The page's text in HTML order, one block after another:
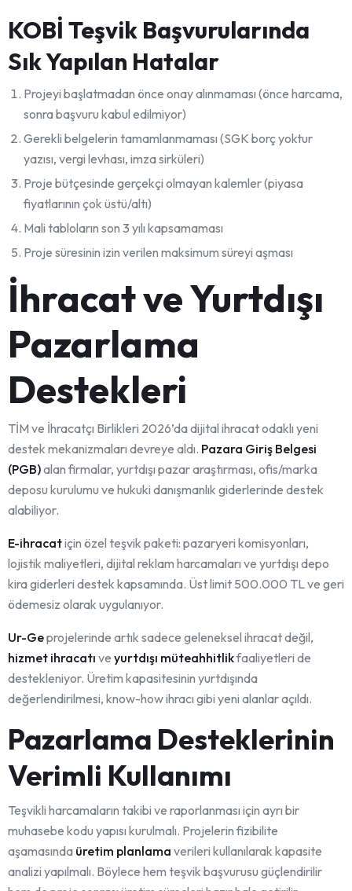
KOBİ Teşvik Başvurularında
Sık Yapılan Hatalar
Projeyi başlatmadan önce onay alınmaması (önce harcama,
sonra başvuru kabul edilmiyor)
Gerekli belgelerin tamamlanmaması (SGK borç yoktur
yazısı, vergi levhası, imza sirküleri)
Proje bütçesinde gerçekçi olmayan kalemler (piyasa
fiyatlarının çok üstü/altı)
Mali tabloların son 3 yılı kapsamaması
Proje süresinin izin verilen maksimum süreyi aşması
İhracat ve Yurtdışı
Pazarlama
Destekleri
TİM ve İhracatçı Birlikleri 2026’da dijital ihracat odaklı yeni
destek mekanizmaları devreye aldı. Pazara Giriş Belgesi
(PGB)alan firmalar, yurtdışı pazar araştırması, ofis/marka
deposu kurulumu ve hukuki danışmanlık giderlerinde destek
alabiliyor.
E-ihracatiçin özel teşvik paketi: pazaryeri komisyonları,
lojistik maliyetleri, dijital reklam harcamaları ve yurtdışı depo
kira giderleri destek kapsamında. Üst limit 500.000 TL ve geri
ödemesiz olarak uygulanıyor.
Ur-Geprojelerinde artık sadece geleneksel ihracat değil,
hizmet ihracatı ve yurtdışı müteahhitlikfaaliyetleri de
destekleniyor. Üretim kapasitesinin yurtdışında
değerlendirilmesi, know-how ihracı gibi yeni alanlar açıldı.
Pazarlama Desteklerinin
Verimli Kullanımı
Teşvikli harcamaların takibi ve raporlanması için ayrı bir
muhasebe kodu yapısı kurulmalı. Projelerin fizibilite
aşamasında üretim planlama verileri kullanılarak kapasite
analizi yapılmalı. Böylece hem teşvik başvurusu güçlendirilir